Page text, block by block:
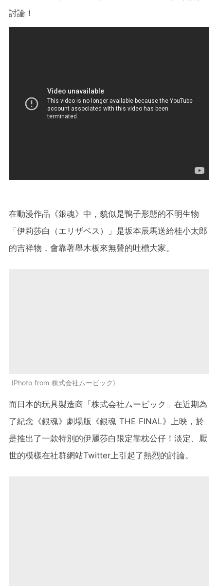
討論！
在動漫作品《銀魂》中，貌似是鴨子形態的不明生物
「伊莉莎白（エリザベス）」是坂本辰馬送給桂小太郎
的吉祥物，會靠著舉木板來無聲的吐槽大家。
Photo from 株式会社ムービック
而日本的玩具製造商「株式会社ムービック」在近期為
了紀念《銀魂》劇場版《銀魂 THE FINAL》上映，於
是推出了一款特別的伊麗莎白限定靠枕公仔！淡定、厭
世的模樣在社群網站Twitter上引起了熱烈的討論。